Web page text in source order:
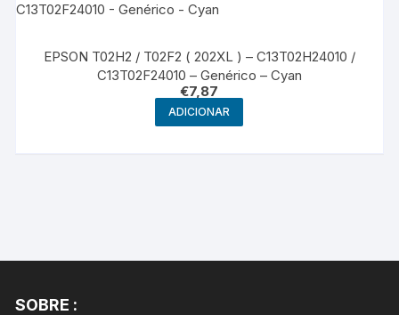
EPSON T02H2 / T02F2 ( 202XL ) – C13T02H24010 /
C13T02F24010 – Genérico – Cyan
€7,87
ADICIONAR
SOBRE :